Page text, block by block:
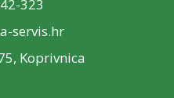
323
servis.hr
Koprivnica